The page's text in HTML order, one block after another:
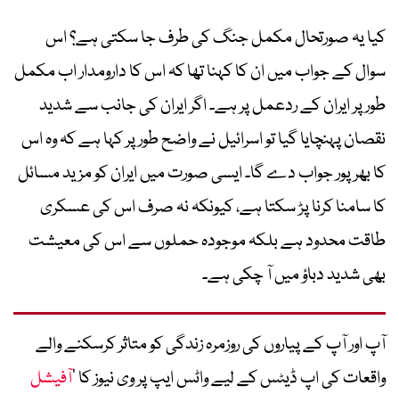
کیا یہ صورتحال مکمل جنگ کی طرف جا سکتی ہے؟ اس
سوال کے جواب میں ان کا کہنا تھا کہ اس کا دارومدار اب مکمل
طور پر ایران کے ردعمل پر ہے۔ اگر ایران کی جانب سے شدید
نقصان پہنچایا گیا تو اسرائیل نے واضح طور پر کہا ہے کہ وہ اس
کا بھرپور جواب دے گا۔ ایسی صورت میں ایران کو مزید مسائل
کا سامنا کرنا پڑ سکتا ہے، کیونکہ نہ صرف اس کی عسکری
طاقت محدود ہے بلکہ موجودہ حملوں سے اس کی معیشت
بھی شدید دباؤ میں آ چکی ہے۔
آپ اور آپ کے پیاروں کی روزمرہ زندگی کو متاثر کرسکنے والے
واقعات کی اپ ڈیٹس کے لیے واٹس ایپ پر وی نیوز کا ’آفیشل